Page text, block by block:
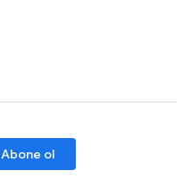
Abone ol